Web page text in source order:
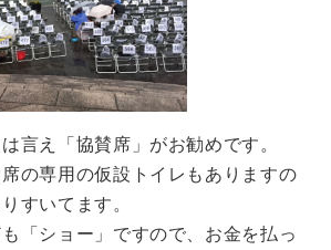
言え「協賛席」がお勧めです。
の専用の仮設トイレもありますの
すいてます。
「ショー」ですので、お金を払っ